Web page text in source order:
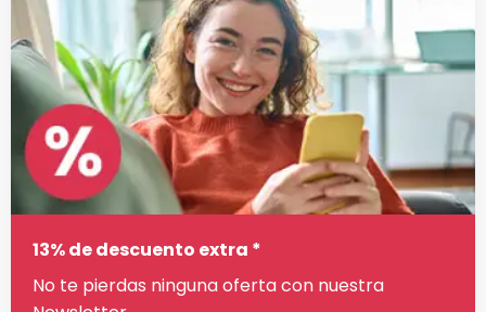
13% de descuento extra *
No te pierdas ninguna oferta con nuestra